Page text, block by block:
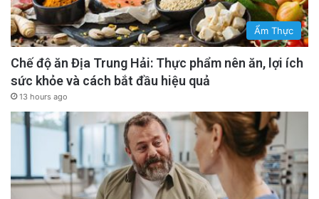
Ẩm Thực
Chế độ ăn Địa Trung Hải: Thực phẩm nên ăn, lợi ích
sức khỏe và cách bắt đầu hiệu quả
13 hours ago